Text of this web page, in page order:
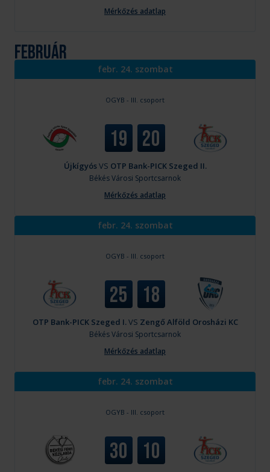
Mérkőzés adatlap
február
febr. 24. szombat
OGYB - III. csoport
19 20
ÚjkígyósVS OTP Bank-PICK Szeged II.
BékésVárosi Sportcsarnok
Mérkőzés adatlap
febr. 24. szombat
OGYB - III. csoport
25 18
OTP Bank-PICK Szeged I.VS Zengő Alföld Orosházi KC
BékésVárosi Sportcsarnok
Mérkőzés adatlap
febr. 24. szombat
OGYB - III. csoport
30 10